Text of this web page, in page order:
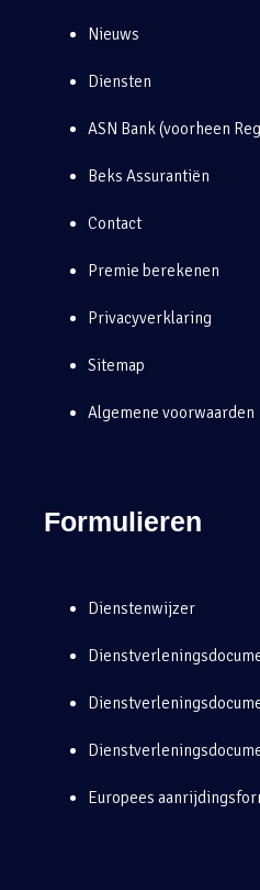
Nieuws
Diensten
ASN Bank (voorheen
Beks Assurantiën
Contact
Premie berekenen
Privacyverklaring
Sitemap
Algemene voorwaarden
Formulieren
Dienstenwijzer
Europees